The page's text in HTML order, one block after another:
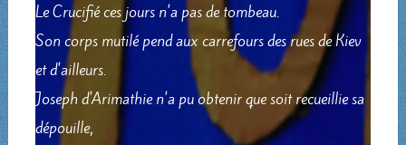
Le Crucifié ces jours n'a pas de tombeau.
Son corps mutilé pend aux carrefours des rues de Kiev
et d'ailleurs.
Joseph d'Arimathie n'a pu obtenir que soit recueillie sa
dépouille,